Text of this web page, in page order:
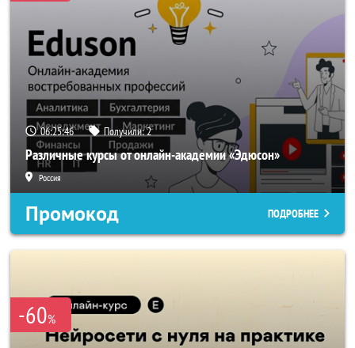
06:25:46 Получили:2
Различные курсы от онлайн-академии «Эдюсон»
Россия
Промокод ПОДРОБНЕЕ
-60%